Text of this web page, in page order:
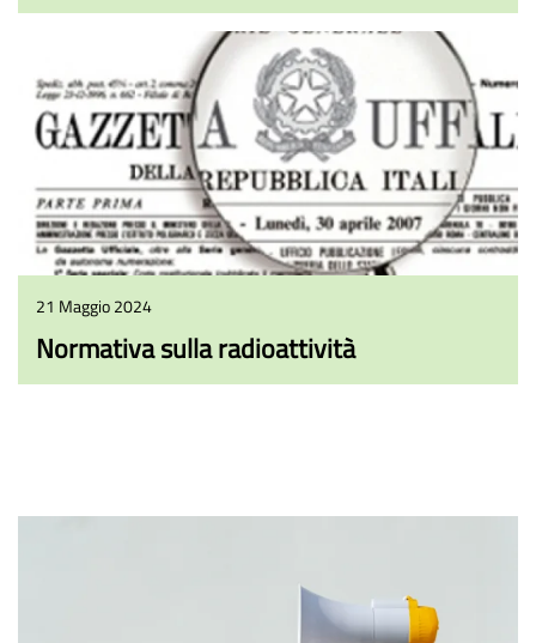
21 Maggio 2024
Normativa sulla radioattività